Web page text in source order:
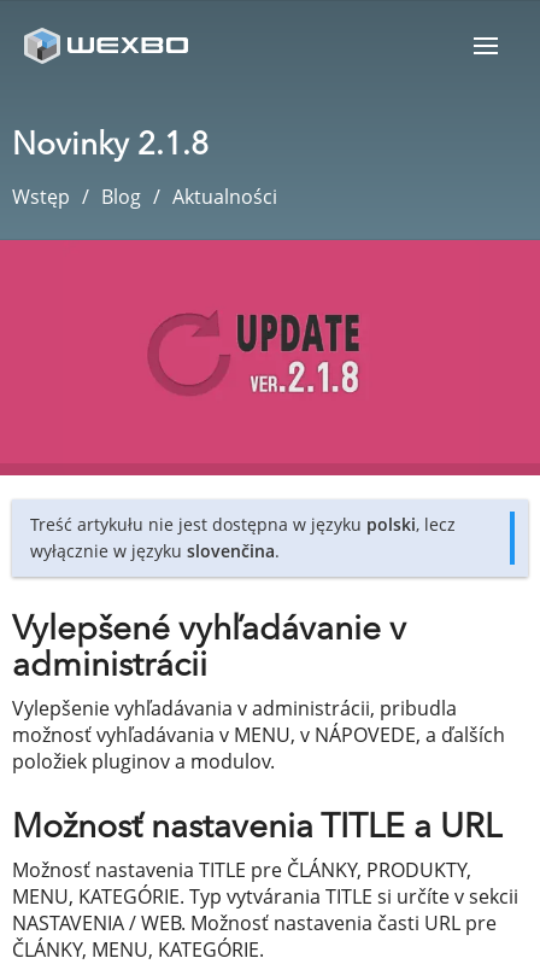
Novinky 2.1.8
Wstęp Blog Aktualności
Treść artykułu nie jest dostępna w języku polski, lecz
wyłącznie w języku slovenčina.
Vylepšené vyhľadávanie v
administrácii
Vylepšenie vyhľadávania v administrácii, pribudla
možnosť vyhľadávania v MENU, v NÁPOVEDE, a ďalších
položiek pluginov a modulov.
Možnosť nastavenia TITLE a URL
Možnosť nastavenia TITLE pre ČLÁNKY, PRODUKTY,
MENU, KATEGÓRIE. Typ vytvárania TITLE si určíte v sekcii
NASTAVENIA / WEB. Možnosť nastavenia časti URL pre
ČLÁNKY, MENU, KATEGÓRIE.